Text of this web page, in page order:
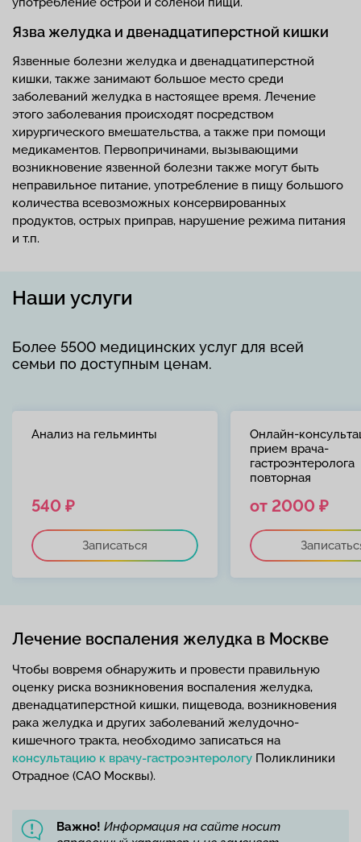
Язва желудка и двенадцатиперстной кишки
Язвенные болезни желудка и двенадцатиперстной
кишки, также занимают большое место среди
заболеваний желудка в настоящее время. Лечение
этого заболевания происходят посредством
хирургического вмешательства, а также при помощи
медикаментов. Первопричинами, вызывающими
возникновение язвенной болезни также могут быть
неправильное питание, употребление в пищу большого
количества всевозможных консервированных
продуктов, острых приправ, нарушение режима питания
и т.п.
Наши услуги
Более 5500 медицинских услуг для всей
семьи по доступным ценам.
Анализ на гельминты
540 ₽
Записаться
Онлайн-
прием врача-
гастроэнтеролога
повторная
от 2000 ₽
Лечение воспаления желудка в Москве
Чтобы вовремя обнаружить и провести правильную
оценку риска возникновения воспаления желудка,
двенадцатиперстной кишки, пищевода, возникновения
рака желудка и других заболеваний желудочно-
кишечного тракта, необходимо записаться на
консультацию к врачу-гастроэнтерологу Поликлиники
Отрадное (САО Москвы).
Важно! Информация на сайте носит